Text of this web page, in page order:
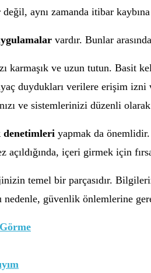
aynı zamanda itibar
vardır. Bunlar
karmaşık ve uzun tutun. Basit
duydukları verilere erişim
ve sistemlerinizi düzenli
denetimleri yapmak da
içeri girmek için
temel bir parçasıdır.
güvenlik önlemlerine